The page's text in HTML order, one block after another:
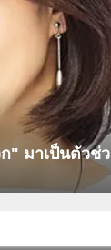
" มาเป็นตัวช่